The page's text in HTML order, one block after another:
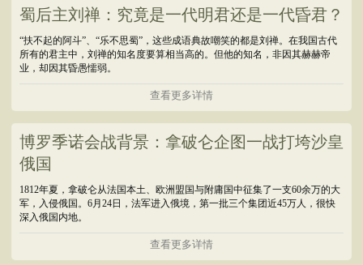
蜀后主刘禅：究竟是一代明君还是一代昏君？
“扶不起的阿斗”、“乐不思蜀”，这些成语典故嘲笑的都是刘禅。在我国古代
所有的君主中，刘禅的知名度要算相当高的。但他的知名，非因其赫赫帝
业，却因其昏愚懦弱。
查看更多详情
博罗季诺会战背景：拿破仑企图一战打垮沙皇
俄国
1812年夏，拿破仑从法国本土、欧洲盟国与附庸国中征集了一支60余万的大
军，入侵俄国。6月24日，法军进入俄境，第一批三个集团近45万人，很快
深入俄国内地。
查看更多详情